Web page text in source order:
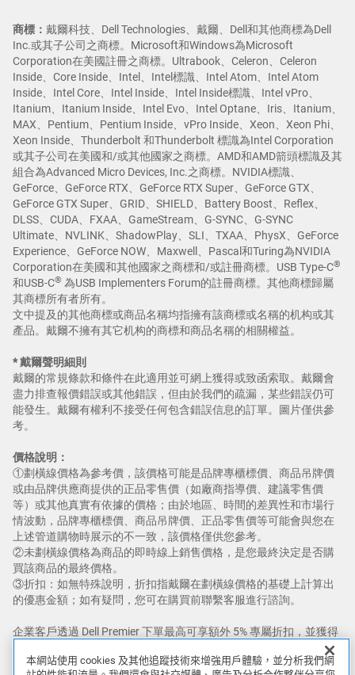
商標： 戴爾科技、Dell Technologies、戴爾、Dell和其他商標為Dell
Inc.或其子公司之商標。Microsoft和Windows為Microsoft
Corporation在美國註冊之商標。Ultrabook、Celeron、Celeron
Inside、Core Inside、Intel、Intel標識、Intel Atom、Intel Atom
Inside、Intel Core、Intel Inside、Intel Inside標識、Intel vPro、
Itanium、Itanium Inside、Intel Evo、Intel Optane、Iris、Itanium、
MAX、Pentium、Pentium Inside、vPro Inside、Xeon、Xeon Phi、
Xeon Inside、Thunderbolt 和Thunderbolt 標識為Intel Corporation
或其子公司在美國和/或其他國家之商標。AMD和AMD箭頭標識及其
組合為Advanced Micro Devices, Inc.之商標。NVIDIA標識、
GeForce、GeForce RTX、GeForce RTX Super、GeForce GTX、
GeForce GTX Super、GRID、SHIELD、Battery Boost、Reflex、
DLSS、CUDA、FXAA、GameStream、G-SYNC、G-SYNC
Ultimate、NVLINK、ShadowPlay、SLI、TXAA、PhysX、GeForce
Experience、GeForce NOW、Maxwell、Pascal和Turing為NVIDIA
Corporation在美國和其他國家之商標和/或註冊商標。USB Type-C®
和USB-C® 為USB Implementers Forum的註冊商標。其他商標歸屬
其商標所有者所有。
文中提及的其他商標或商品名稱均指擁有該商標或名稱的机构或其
產品。戴爾不擁有其它机构的商標和商品名稱的相關權益。
* 戴爾聲明細則
戴爾的常規條款和條件在此適用並可網上獲得或致函索取。戴爾會
盡力排查報價錯誤或其他錯誤，但由於我們的疏漏，某些錯誤仍可
能發生。戴爾有權利不接受任何包含錯誤信息的訂單。圖片僅供參
考。
價格說明：​
①劃橫線價格為參考價，該價格可能是品牌專櫃標價、商品吊牌價
或由品牌供應商提供的正品零售價（如廠商指導價、建議零售價
等）或其他真實有依據的價格；由於地區、時間的差異性和市場行
情波動，品牌專櫃標價、商品吊牌價、正品零售價等可能會與您在
上述管道購物時展示的不一致，該價格僅供您參考。​
②未劃橫線價格為商品的即時線上銷售價格，是您最終決定是否購
買該商品的最終價格。​
③折扣：如無特殊說明，折扣指戴爾在劃橫線價格的基礎上計算出
的優惠金額；如有疑問，您可在購買前聯繫客服進行諮詢。
企業客戶透過 Dell Premier 下單最高可享額外 5% 專屬折扣，並獲得
Dell Premier 官網優享價格。限量優惠、限時優惠、用戶端周邊裝置
（client peripherals)，以及Dell、Dell Premium、XPS 和 Alienware
本網站使用 cookies 及其他追蹤技術來增強用戶體驗，並分析我們網